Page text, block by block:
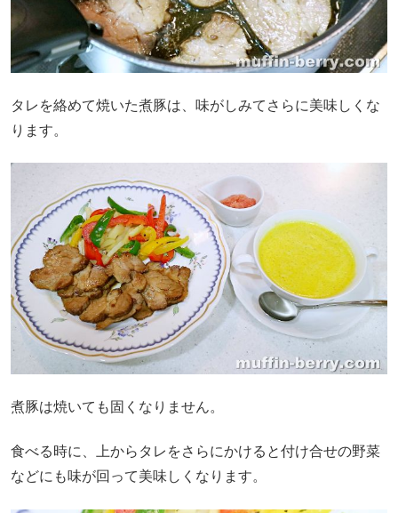
タレを絡めて焼いた煮豚は、味がしみてさらに美味しくな
ります。
煮豚は焼いても固くなりません。
食べる時に、上からタレをさらにかけると付け合せの野菜
などにも味が回って美味しくなります。